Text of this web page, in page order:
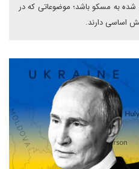
شده به مسکو باشد؛ موضوعاتی که در
اساسی دارند.